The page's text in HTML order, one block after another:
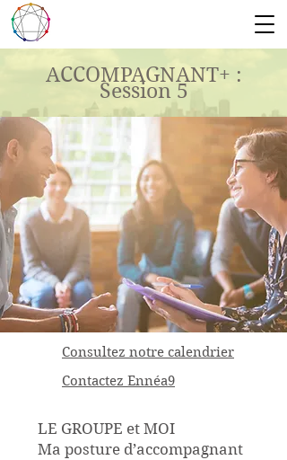
ACCOMPAGNANT+ :
Session 5
Consultez notre calendrier
Contactez Ennéa9
LE GROUPE et MOI
Ma posture d’accompagnant